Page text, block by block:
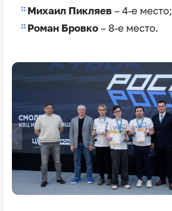
Михаил Пикляев– 4-е место;
Роман Бровко– 8-е место.